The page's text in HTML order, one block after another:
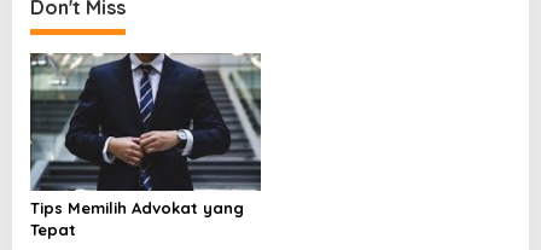
n
a
v
i
g
a
t
Don't Miss
Tips Memilih Advokat yang
Tepat